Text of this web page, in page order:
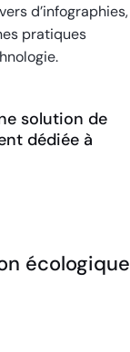
d’infographies,
pratiques
solution de
dédiée à
écologique